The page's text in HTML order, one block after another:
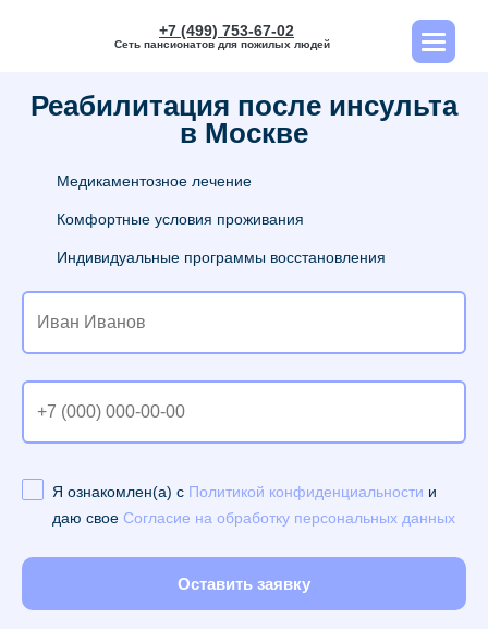
+7 (499) 753-67-02
Сеть пансионатов для пожилых людей
Реабилитация после инсульта
в Москве
Медикаментозное лечение
Комфортные условия проживания
Индивидуальные программы восстановления
Я ознакомлен(а) с Политикой конфиденциальности и
даю свое Согласие на обработку персональных данных
Оставить заявку